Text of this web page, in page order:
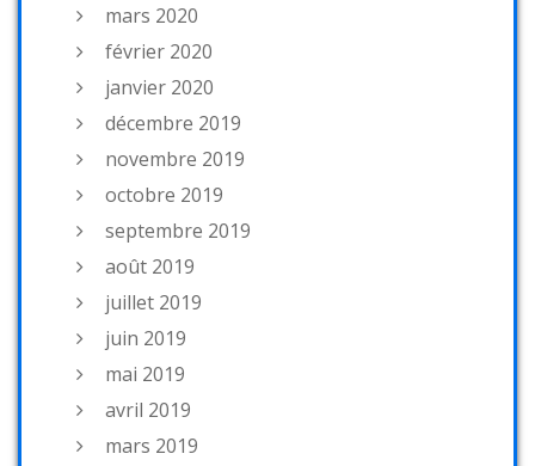
mars 2020
février 2020
janvier 2020
décembre 2019
novembre 2019
octobre 2019
septembre 2019
août 2019
juillet 2019
juin 2019
mai 2019
avril 2019
mars 2019